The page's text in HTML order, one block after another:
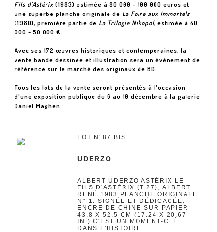
Fils d’Astérix (1983) estimée à 80 000 - 100 000 euros et
une superbe planche originale de La Foire aux Immortels
(1980), première partie de La Trilogie Nikopol, estimée à 40
000 - 50 000 €.
Avec ses 172 œuvres historiques et contemporaines, la
vente bande dessinée et illustration sera un événement de
référence sur le marché des originaux de BD.
Tous les lots de la vente seront présentés à l'occasion
d'une exposition publique du 6 au 10 décembre à la galerie
Daniel Maghen.
LOT N°87.BIS
UDERZO
ALBERT UDERZO ASTÉRIX LE
FILS D'ASTÉRIX (T.27), ALBERT
RENÉ 1983 PLANCHE ORIGINALE
N° 1. SIGNÉE ET DÉDICACÉE.
ENCRE DE CHINE SUR PAPIER
43,8 X 52,5 CM (17,24 X 20,67
IN.) C'EST UN MOMENT-CLÉ
DANS L'HISTOIRE…